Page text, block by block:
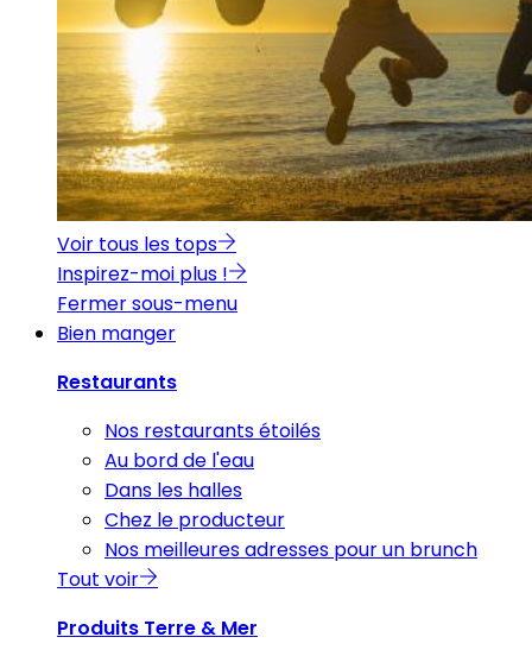
Voir tous les tops
Inspirez-moi plus !
Fermer sous-menu
Bien manger
Restaurants
Nos restaurants étoilés
Au bord de l'eau
Dans les halles
Chez le producteur
Nos meilleures adresses pour un brunch
Tout voir
Produits Terre & Mer